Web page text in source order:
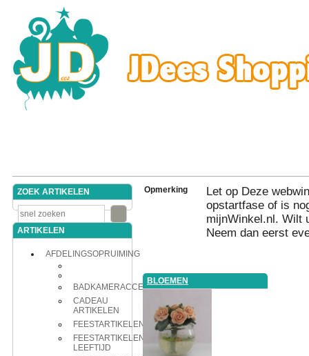
ZOEK ARTIKELEN
ARTIKELEN
AFDELINGSOPRUIMING
BADKAMERACCESSOIRES
CADEAU
ARTIKELEN
FEESTARTIKELEN
FEESTARTIKELEN
LEEFTIJD
Opmerking
Let op Deze
opstartfase of is
mijnWinkel.nl. Wilt
Neem dan eerst
BLOEMEN